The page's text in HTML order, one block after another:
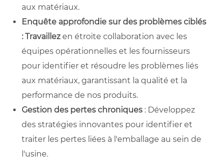
aux matériaux.
Enquête approfondie sur des problèmes ciblés
: Travaillezen étroite collaboration avec les
équipes opérationnelles et les fournisseurs
pour identifier et résoudre les problèmes liés
aux matériaux, garantissant la qualité et la
performance de nos produits.
Gestion des pertes chroniques : Développez
des stratégies innovantes pour identifier et
traiter les pertes liées à l'emballage au sein de
l'usine.